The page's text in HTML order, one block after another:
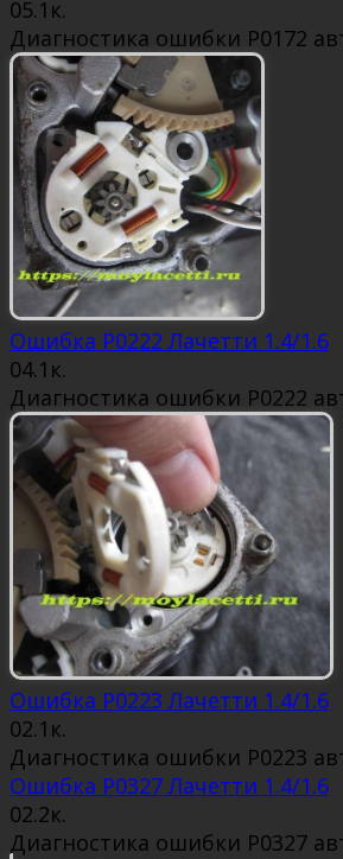
05.1к.
Диагностика ошибки P0172
Ошибка P0222 Лачетти 1.4/1.6
04.1к.
Диагностика ошибки P0222
Ошибка P0223 Лачетти 1.4/1.6
02.1к.
Диагностика ошибки P0223
Ошибка P0327 Лачетти 1.4/1.6
02.2к.
Диагностика ошибки P0327